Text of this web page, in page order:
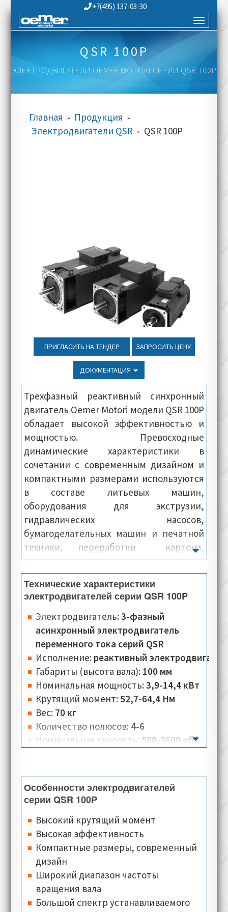
+7(495) 137-03-30
QSR 100P
ЭЛЕКТРОДВИГАТЕЛИ OEMER MOTORI СЕРИИ QSR 100P
Главная » Продукция »
Электродвигатели QSR » QSR 100P
ПРИГЛАСИТЬ НА ТЕНДЕР ЗАПРОСИТЬ ЦЕНУ
ДОКУМЕНТАЦИЯ
Трехфазный реактивный синхронный
двигатель Oemer Motori модели QSR 100P
обладает высокой эффективностью и
мощностью. Превосходные
динамические характеристики в
сочетании с современным дизайном и
компактными размерами используются
в составе литьевых машин,
оборудования для экструзии,
гидравлических насосов,
бумагоделательных машин и печатной
техники, переработки картона,
испытательных стендов.
Технические характеристики
электродвигателей серии QSR 100P
Электродвигатель:3-фазный
асинхронный электродвигатель
переменного тока серий QSR
Исполнение: реактивный
Габариты (высота вала): 100 мм
Номинальная мощность:3,9-14,4 кВт
Крутящий момент: 52,7-64,4 Нм
Вес: 70 кг
Количество полюсов: 4-6
Номинальная скорость: 580-2600 об/
Количество разъёмов:3-6 для
типоразмеров электродвигателей в
алюминиевом корпусе (схема
треугольник-звезда), в корпусе из
стали – клеммная коробка
Класс изоляции:F
Класс теплостойкости:
умолчанию), PTC, KTY84-130, PT100
(опционально)
Типы монтажного исполнения:B35
Особенности электродвигателей
серии QSR 100P
Высокий крутящий момент
Высокая эффективность
Компактные размеры, современный
дизайн
Широкий диапазон частоты
вращения вала
Большой спектр устанавливаемого